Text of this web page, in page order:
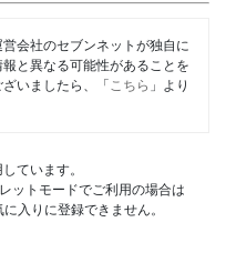
会社のセブンネットが独自に
と異なる可能性があることを
いましたら、「 こちら 」より
ています。
ットモードでご利用の場合は
入りに登録できません。